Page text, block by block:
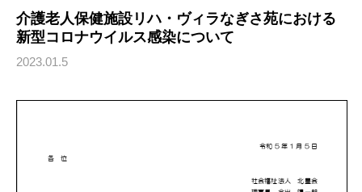
介護老人保健施設リハ・ヴィラなぎさ苑における
新型コロナウイルス感染について
2023.01.5
お問い合わせ